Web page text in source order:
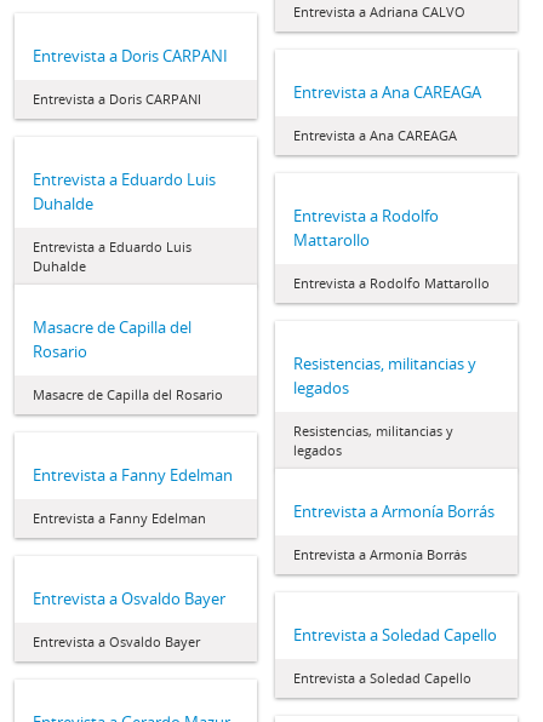
Entrevista a Adriana CALVO
Entrevista a Doris CARPANI
Entrevista a Doris CARPANI Entrevista a Ana CAREAGA
Entrevista a Ana CAREAGA
Entrevista a Eduardo Luis
Duhalde
Entrevista a Eduardo Luis
Duhalde
Entrevista a Rodolfo
Mattarollo
Entrevista a Rodolfo Mattarollo
Masacre de Capilla del
Rosario
Masacre de Capilla del Rosario
Resistencias, militancias y
legados
Resistencias, militancias y
legados
Entrevista a Fanny Edelman
Entrevista a Fanny Edelman Entrevista a Armonía Borrás
Entrevista a Armonía Borrás
Entrevista a Osvaldo Bayer
Entrevista a Osvaldo Bayer Entrevista a Soledad Capello
Entrevista a Soledad Capello